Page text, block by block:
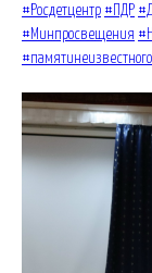
#Росдетцентр #ПДР
#Минпросвещения